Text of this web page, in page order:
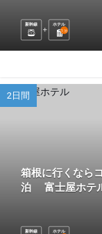
新幹線
ホテル
1 泊
2日間
箱根に行くなら
泊 富士屋ホテ
新幹線
ホテル